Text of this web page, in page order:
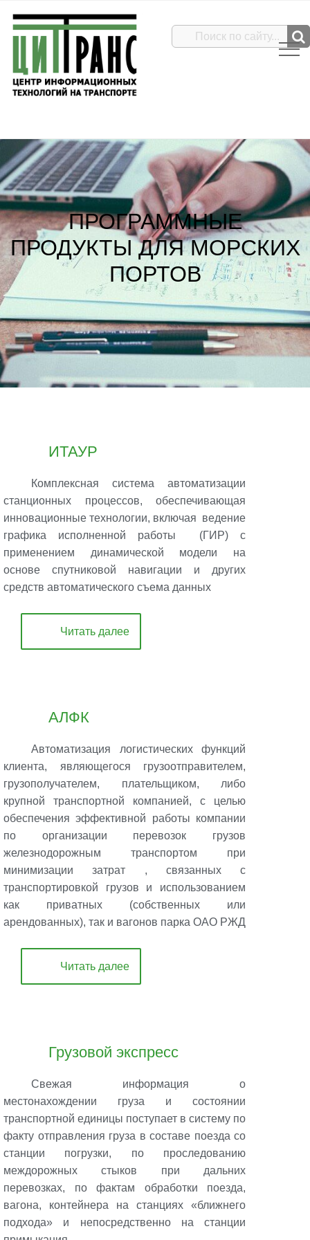
ПРОГРАММНЫЕ
ПРОДУКТЫ ДЛЯ МОРСКИХ
ПОРТОВ
ИТАУР
Комплексная система автоматизации
станционных процессов, обеспечивающая
инновационные технологии, включая ведение
графика исполненной работы (ГИР) с
применением динамической модели на
основе спутниковой навигации и других
средств автоматического съема данных
Читать далее
АЛФК
Автоматизация логистических функций
клиента, являющегося грузоотправителем,
грузополучателем, плательщиком, либо
крупной транспортной компанией, с целью
обеспечения эффективной работы компании
по организации перевозок грузов
железнодорожным транспортом при
минимизации затрат , связанных с
транспортировкой грузов и использованием
как приватных (собственных или
арендованных), так и вагонов парка ОАО РЖД
Читать далее
Грузовой экспресс
Свежая информация о
местонахождении груза и состоянии
транспортной единицы поступает в систему по
факту отправления груза в составе поезда со
станции погрузки, по проследованию
междорожных стыков при дальних
перевозках, по фактам обработки поезда,
вагона, контейнера на станциях «ближнего
подхода» и непосредственно на станции